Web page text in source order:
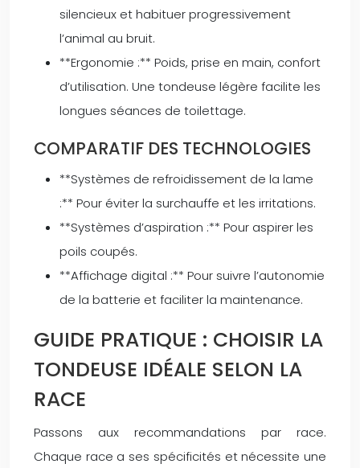
silencieux et habituer progressivement
l’animal au bruit.
**Ergonomie :** Poids, prise en main, confort
d’utilisation. Une tondeuse légère facilite les
longues séances de toilettage.
COMPARATIF DES TECHNOLOGIES
**Systèmes de refroidissement de la lame
:** Pour éviter la surchauffe et les irritations.
**Systèmes d’aspiration :** Pour aspirer les
poils coupés.
**Affichage digital :** Pour suivre l’autonomie
de la batterie et faciliter la maintenance.
GUIDE PRATIQUE : CHOISIR LA
TONDEUSE IDÉALE SELON LA
RACE
Passons aux recommandations par race.
Chaque race a ses spécificités et nécessite une